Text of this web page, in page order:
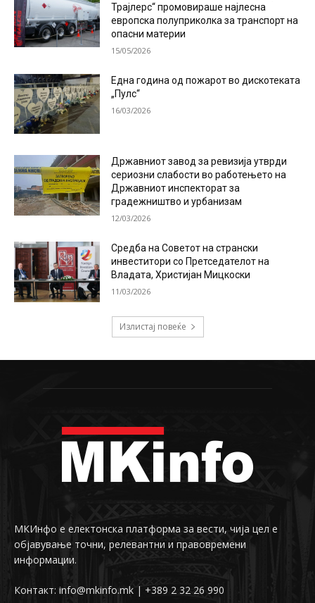
Трајлерс“ промовираше најлесна
европска полуприколка за транспорт на
опасни материи
15/05/2026
Една година од пожарот во дискотеката
„Пулс“
16/03/2026
Државниот завод за ревизија утврди
сериозни слабости во работењето на
Државниот инспекторат за
градежништво и урбанизам
12/03/2026
Средба на Советот на странски
инвеститори со Претседателот на
Владата, Христијан Мицкоски
11/03/2026
Излистај повеќе
МКИнфо е електонска платформа за вести, чија цел е
објавување точни, релевантни и правовремени
информации.
Контакт: info@mkinfo.mk | +389 2 32 26 990